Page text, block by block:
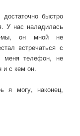
быстро
У нас наладилась
он мной не
встречаться с
меня телефон, не
и с кем он.
я могу, наконец,